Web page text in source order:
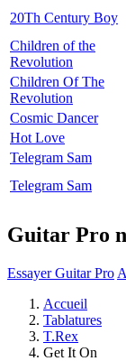
20Th Century Boy
Children of the
Revolution
Children Of The
Revolution
Cosmic Dancer
Hot Love
Telegram Sam
Telegram Sam
Guitar Pro
Essayer Guitar Pro
Accueil
Tablatures
T.Rex
Get It On